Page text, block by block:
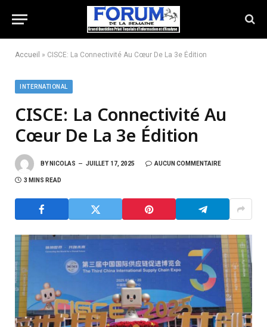
Accueil » CISCE: La Connectivité Au Cœur De La 3e Édition
INTERNATIONAL
CISCE: La Connectivité Au
Cœur De La 3e Édition
BY NICOLAS JUILLET 17, 2025 AUCUN COMMENTAIRE
3 MINS READ